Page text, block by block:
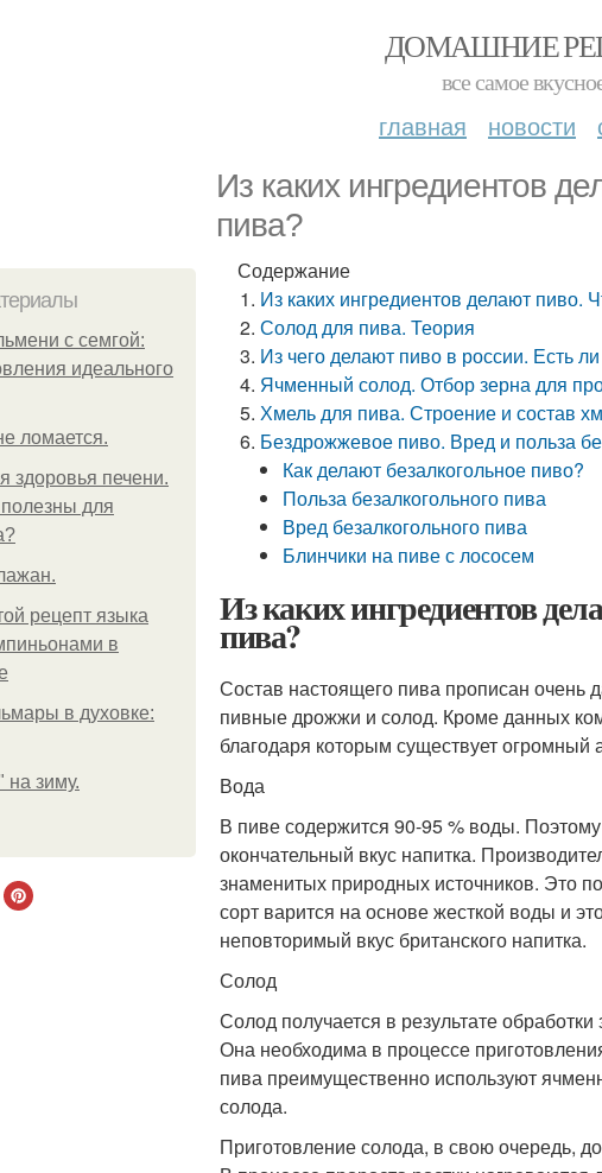
ДОМАШНИЕ
все самое
главная новости
Из каких ингредиентов
пива?
с семгой:
идеального
ломается.
здоровья печени.
для
рецепт языка
в
в духовке:
на зиму.
Содержание
Из каких ингредиентов делают пиво.
Солод для пива. Теория
Из чего делают пиво в россии. Есть
Ячменный солод. Отбор зерна для
Хмель для пива. Строение и состав
Бездрожжевое пиво. Вред и польза
Как делают безалкогольное пиво?
Польза безалкогольного пива
Вред безалкогольного пива
Блинчики на пиве с лососем
Из каких ингредиентов
пива?
Состав настоящего пива прописан очень
пивные дрожжи и солод. Кроме данных
благодаря которым существует огромный
Вода
В пиве содержится 90-95 % воды. Поэтому
окончательный вкус напитка.
знаменитых природных источников. Это
сорт варится на основе жесткой воды и
неповторимый вкус британского напитка.
Солод
Солод получается в результате
Она необходима в процессе
пива преимущественно используют
солода.
Приготовление солода, в свою очередь,